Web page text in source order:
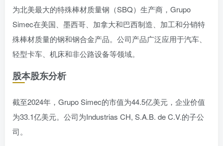
为北美最大的特殊棒材质量钢（SBQ）生产商，Grupo
Simec在美国、墨西哥、加拿大和巴西制造、加工和分销特
殊棒材质量的钢和钢合金产品。公司产品广泛应用于汽车、
轻型卡车、机床和非公路设备等领域。
股本股东分析
截至2024年，Grupo Simec的市值为44.5亿美元，企业价值
为33.1亿美元。公司为Industrias CH, S.A.B. de C.V.的子公
司。